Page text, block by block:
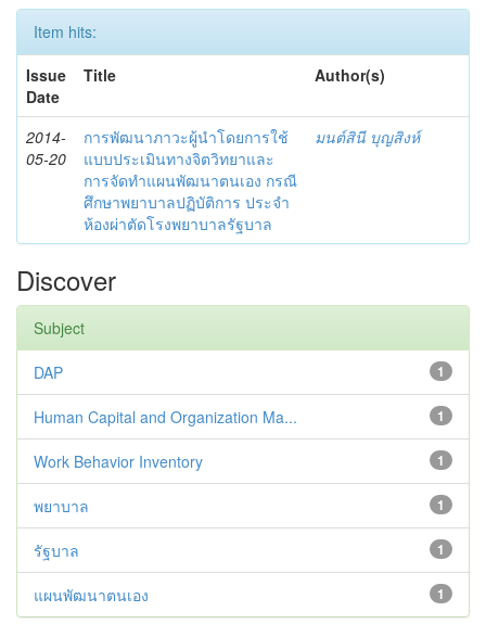
Item hits:
Issue
Date
Title Author(s)
2014-
05-20
การพัฒนาภาวะผู้นำโดยการใช้
แบบประเมินทางจิตวิทยาและ
การจัดทำแผนพัฒนาตนเอง กรณี
ศึกษาพยาบาลปฏิบัติการ ประจำ
ห้องผ่าตัดโรงพยาบาลรัฐบาล
มนต์สินี บุญสิงห์
Discover
Subject
1
DAP
1
Human Capital and Organization Ma...
1
Work Behavior Inventory
1
พยาบาล
1
รัฐบาล
1
แผนพัฒนาตนเอง